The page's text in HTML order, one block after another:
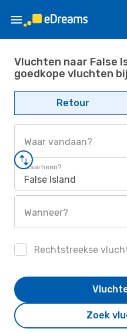
Vluchten naar False
goedkope vluchten
Retour
Waar vandaan?
Waarheen?
False Island
Wanneer?
Rechtstreekse
Zoek